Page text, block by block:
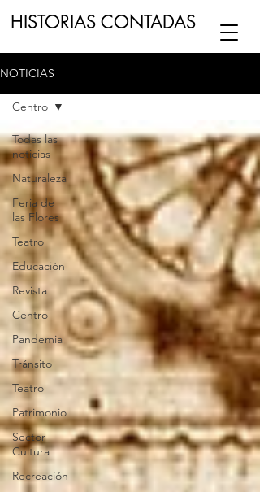
HISTORIAS CONTADAS
NUESTRO CANAL DE
ESCRIBENOS
NOTICIAS
Todas las
noticias
Naturaleza
Feria de
las Flores
Teatro
Educación
Revista
Centro
Pandemia
Tránsito
Teatro
Patrimonio
Sector
Cultura
Recreación
Centro